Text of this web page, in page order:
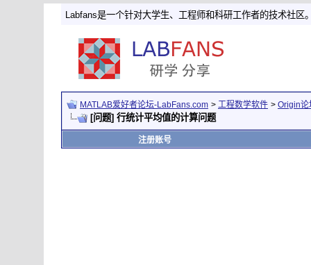
Labfans是一个针对大学生、工程师和科研工作者的技术社区
MATLAB爱好者论坛-LabFans.com > 工程数学软件 > Origin论
[问题] 行统计平均值的计算问题
注册账号